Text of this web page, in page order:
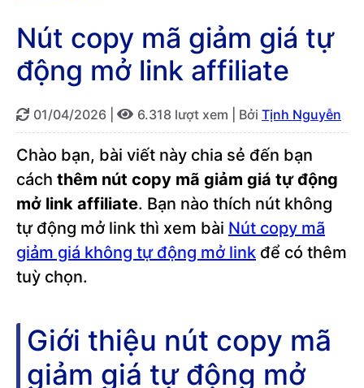
Nút copy mã giảm giá tự
động mở link affiliate
01/04/2026 6.318 lượt xem | Bởi Tịnh Nguyễn
Chào bạn, bài viết này chia sẻ đến bạn
cách thêm nút copy mã giảm giá tự động
mở link affiliate. Bạn nào thích nút không
tự động mở link thì xem bài Nút copy mã
giảm giá không tự động mở link để có thêm
tuỳ chọn.
Giới thiệu nút copy mã
giảm giá tự động mở